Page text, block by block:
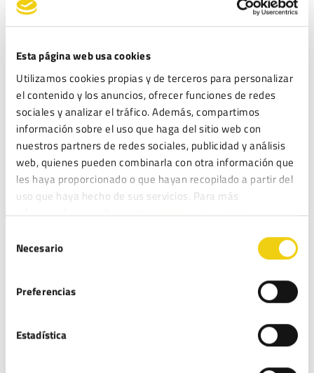
Esta página web usa cookies
Utilizamos cookies propias y de terceros para personalizar
el contenido y los anuncios, ofrecer funciones de redes
sociales y analizar el tráfico. Además, compartimos
información sobre el uso que haga del sitio web con
nuestros partners de redes sociales, publicidad y análisis
web, quienes pueden combinarla con otra información que
les haya proporcionado o que hayan recopilado a partir del
uso que haya hecho de sus servicios. Para más
información consulte nuestraPolítica de cookies.
Necesario
Preferencias
Estadística
Si su empresa tiene más de 50 empleados y el protocolo
REGCON. En el resto de casos, debe estar debidamente
procederse a su registro voluntariamente.
¿QUÉ OCURRE SI LA DENUNCIA ES FALSA?
Un protocolo profesional incluye garantías de presunción de
inocencia, previendo medidas disciplinarias contra denuncias
interpuestas con mala fe o dolo probado.
Cómo Legitec transforma tu
cumplimiento en una ventaja
soluciones de
que se adaptan a la
realidad operativa de tu negocio. Nos encargamos de la